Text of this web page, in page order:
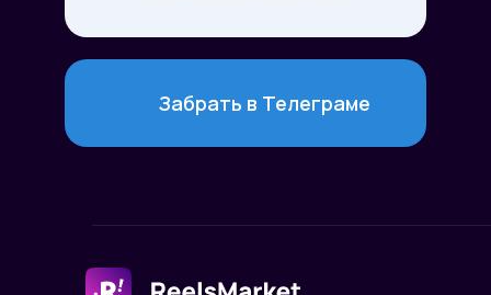
Забрать в Телеграме